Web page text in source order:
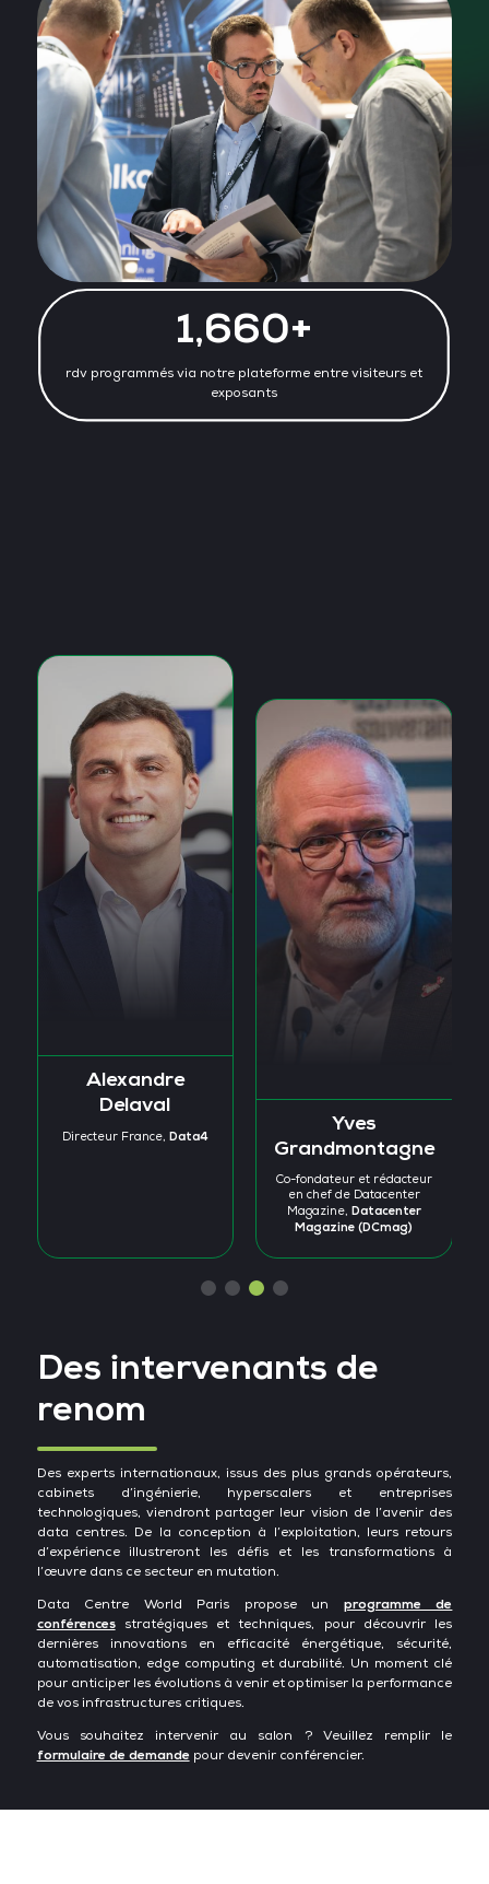
1,660+
rdv programmés via notre plateforme entre visiteurs et
exposants
Anne Petitjean
Avocate - Associée, Karim Ait Younes
Directeur Régional Des
Des intervenants de
renom
Des experts internationaux, issus des plus grands opérateurs,
cabinets d’ingénierie, hyperscalers et entreprises
technologiques, viendront partager leur vision de l’avenir des
data centres. De la conception à l’exploitation, leurs retours
d’expérience illustreront les défis et les transformations à
l’œuvre dans ce secteur en mutation.
Data Centre World Paris propose un programme de
conférencesstratégiques et techniques, pour découvrir les
dernières innovations en efficacité énergétique, sécurité,
automatisation, edge computing et durabilité. Un moment clé
pour anticiper les évolutions à venir et optimiser la performance
de vos infrastructures critiques.
Vous souhaitez intervenir au salon ? Veuillez remplir le
formulaire de demande pour devenir conférencier.